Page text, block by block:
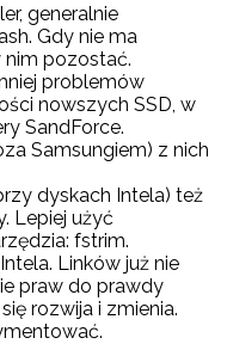
generalnie
Gdy nie ma
nim pozostać.
problemów
nowszych SSD, w
SandForce.
Samsungiem) z nich
dyskach Intela) też
Lepiej użyć
fstrim.
Linków już nie
praw do prawdy
rozwija i zmienia.